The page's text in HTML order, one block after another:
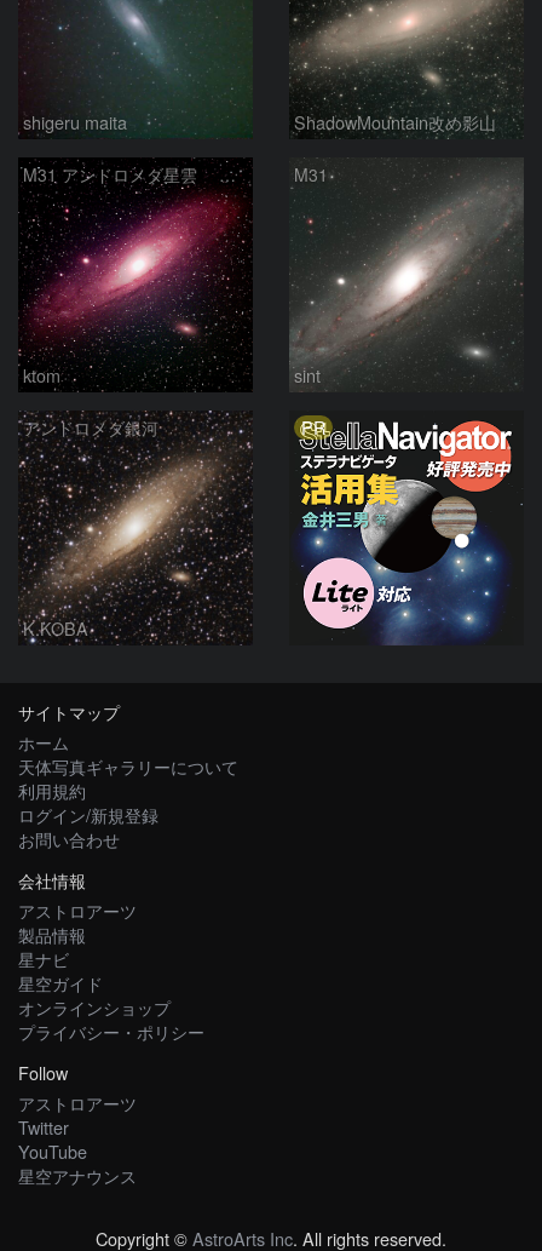
shigeru maita ShadowMountain改め影山
M31 アンドロメダ星雲 2026-1-14
ktom
M31
sint
アンドロメダ銀河
K.KOBA
PR
サイトマップ
ホーム
天体写真ギャラリーについて
利用規約
ログイン/新規登録
お問い合わせ
会社情報
アストロアーツ
製品情報
星ナビ
星空ガイド
オンラインショップ
プライバシー・ポリシー
Follow
アストロアーツ
Twitter
YouTube
星空アナウンス
Copyright ©AstroArts Inc. All rights reserved.